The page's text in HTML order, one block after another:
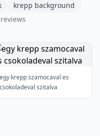
krepp background
egy krepp szamocaval es
csokoladeval szitalva